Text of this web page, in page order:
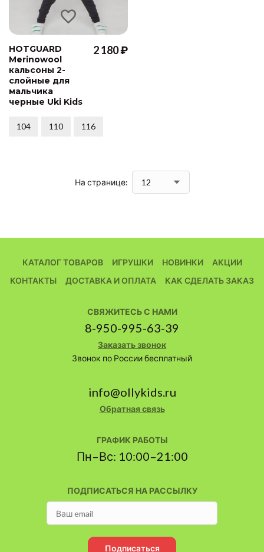
HOTGUARD
Merinowool
кальсоны 2-
слойные для
мальчика
черные Uki Kids
2 180 ₽
104 110 116
На странице:
КАТАЛОГ ТОВАРОВ ИГРУШКИ НОВИНКИ
АКЦИИ
КОНТАКТЫ
ДОСТАВКА И ОПЛАТА КАК СДЕЛАТЬ ЗАКАЗ
ПОДПИСАТЬСЯ НА РАССЫЛКУ
Подписаться
СВЯЖИТЕСЬ С НАМИ
8-950-995-63-39
Заказать звонок
Звонок по России бесплатный
info@ollykids.ru
Обратная связь
ГРАФИК РАБОТЫ
Пн–Вс: 10:00–21:00